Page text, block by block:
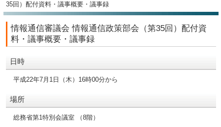
35回）配付資料・議事概要・議事録
情報通信審議会 情報通信政策部会（第35回）配付資
料・議事概要・議事録
日時
平成22年7月1日（木）16時00分から
場所
総務省第1特別会議室 （8階）